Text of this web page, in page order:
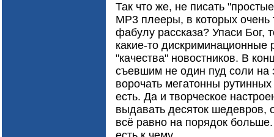
Так что же, не писать
MP3 плееры, в которых очень
фабулу рассказа? Упаси Бог,
какие-то дискриминационные
"качества" новостников. В
съевшим не один пуд соли на
ворочать мегатонны
есть. Да и творческое
выдавать десяток шедевров,
всё равно на порядок